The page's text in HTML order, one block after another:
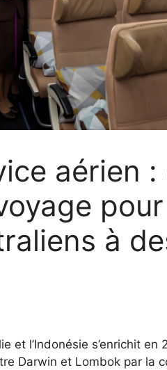
aérien
à
et l’Indonésie s’enrichit en
Darwin et Lombok par la